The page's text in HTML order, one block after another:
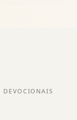
DEVOCIONAIS